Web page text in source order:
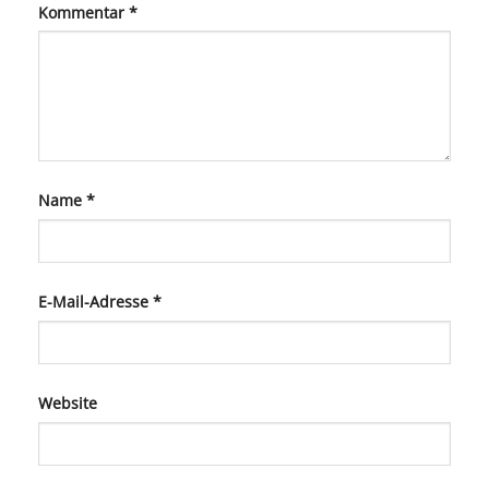
Kommentar *
Name *
E-Mail-Adresse *
Website